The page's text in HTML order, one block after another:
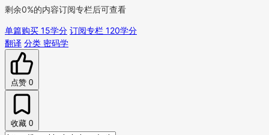
剩余0%的内容订阅专栏后可查看
单篇购买 15学分 订阅专栏 120学分
翻译 分类 密码学
点赞 0
收藏 0